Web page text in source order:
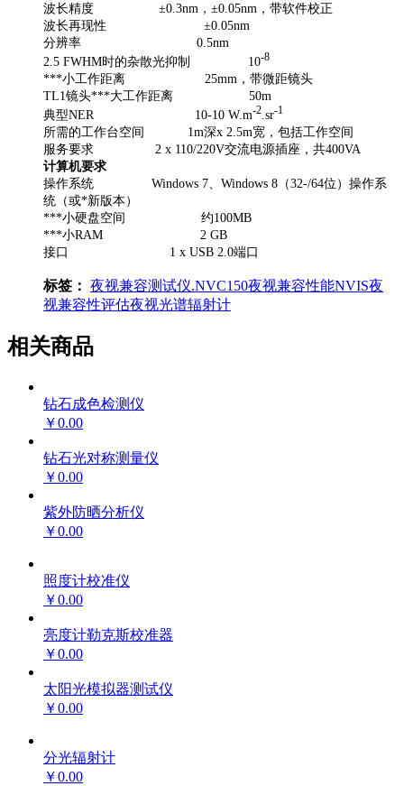
波长精度
±0.3nm ，±0.05nm ，带软件校正
波长再现性
±0.05nm
分辨率 0.5nm
2.5 FWHM时的杂散光抑制 10-8
***小工作距离 25mm ，带微距镜头
TL1 镜头***大工作距离 50m
典型NER 10-10 W.m-2 .sr-1
所需的工作台空间 1m深x 2.5m宽，包括工作空间
服务要求 2 x 110/220V交流电源插座，共400VA
计算机要求
操作系统 Windows 7 Windows 8 （32-/64位）操作系
统（或*新版本）
***小硬盘空间
约100MB
***小RAM 2 GB
接口
1 x USB 2.0端口
标签： 夜视兼容测试仪.NVC150夜视兼容性能NVIS夜
视兼容性评估夜视光谱辐射计
相关商品
钻石成色检测仪
￥0.00
钻石光对称测量仪
￥0.00
紫外防晒分析仪
￥0.00
照度计校准仪
￥0.00
亮度计勒克斯校准器
￥0.00
太阳光模拟器测试仪
￥0.00
分光辐射计
￥0.00